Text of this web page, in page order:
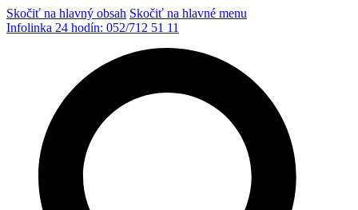
Skočiť na hlavný obsah Skočiť na hlavné menu
Infolinka 24 hodín: 052/712 51 11